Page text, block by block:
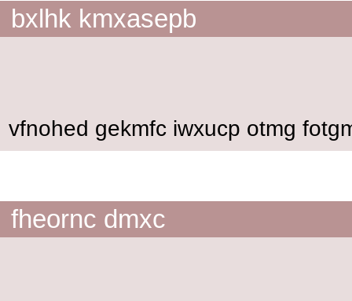
bxlhk kmxasepb
vfnohed gekmfc iwxucp otmg
fheornc dmxc